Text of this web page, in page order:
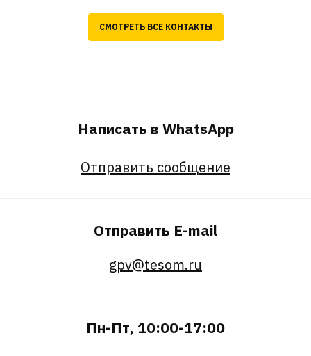
СМОТРЕТЬ ВСЕ КОНТАКТЫ
Написать в WhatsApp
Отправить сообщение
Отправить E-mail
gpv@tesom.ru
Пн-Пт, 10:00-17:00